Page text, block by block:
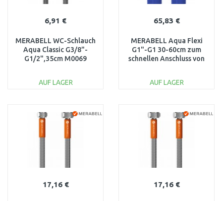
6,91 €
MERABELL WC-Schlauch
Aqua Classic G3/8"-
G1/2",35cm M0069
AUF LAGER
Vergleichen
65,83 €
MERABELL Aqua Flexi
G1"-G1 30-60cm zum
schnellen Anschluss von
AUF LAGER
Vergleichen
17,16 € 17,16 €